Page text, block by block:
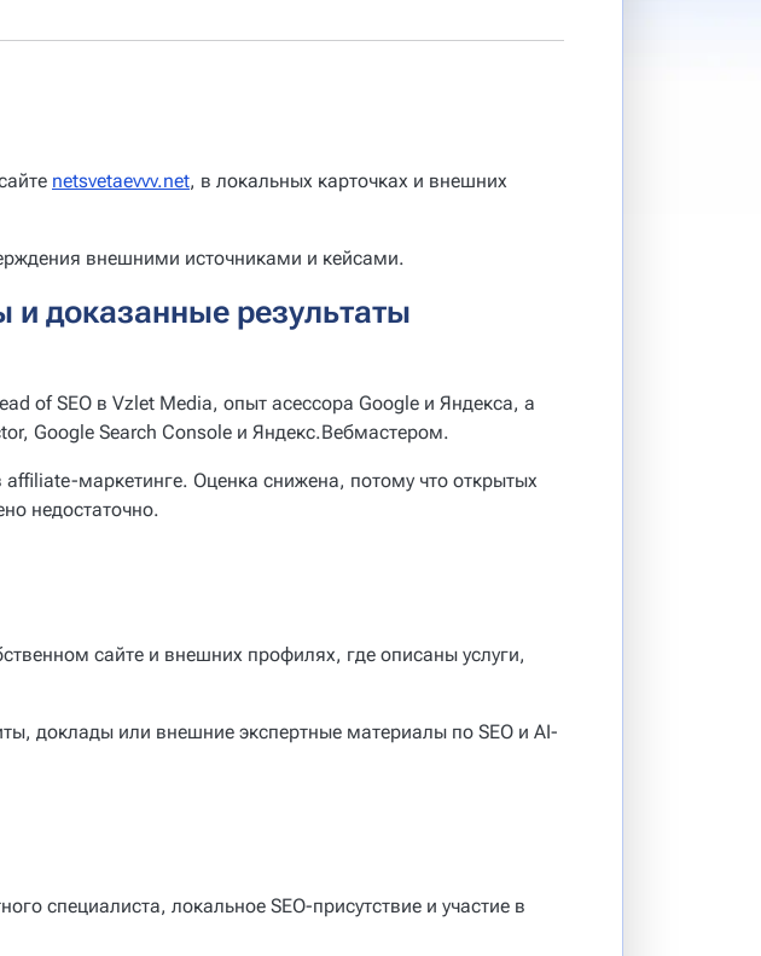
netsvetaevvv.net, в локальных карточках и внешних
внешними источниками и кейсами.
доказанные результаты
of SEO в Vzlet Media, опыт асессора Google и Яндекса, а
Google Search Console и Яндекс.Вебмастером.
affiliate-маркетинге. Оценка снижена, потому что открытых
недостаточно.
сайте и внешних профилях, где описаны услуги,
доклады или внешние экспертные материалы по SEO и AI-
специалиста, локальное SEO-присутствие и участие в